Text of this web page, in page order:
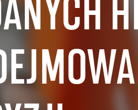
Rollouty SAP
SAP S/
Cloud
Cloud
RISE